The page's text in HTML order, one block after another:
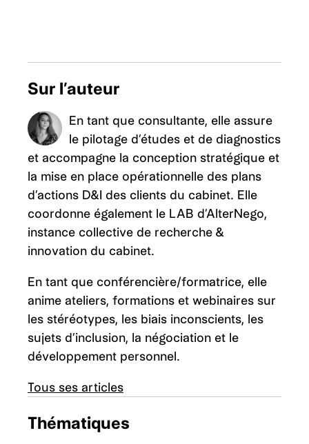
Sur l’auteur
En tant que consultante, elle assure
le pilotage d’études et de diagnostics
et accompagne la conception stratégique et
la mise en place opérationnelle des plans
d’actions D&I des clients du cabinet. Elle
coordonne également le LAB d’AlterNego,
instance collective de recherche &
innovation du cabinet.
En tant que conférencière/formatrice, elle
anime ateliers, formations et webinaires sur
les stéréotypes, les biais inconscients, les
sujets d’inclusion, la négociation et le
développement personnel.
Tous ses articles
Thématiques